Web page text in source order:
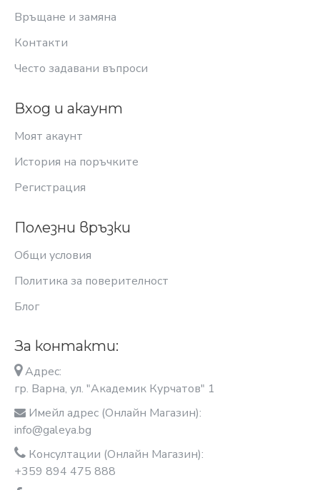
Връщане и замяна
Контакти
Често задавани въпроси
Вход и акаунт
Моят акаунт
История на поръчките
Регистрация
Полезни връзки
Общи условия
Политика за поверителност
Блог
За контакти:
Адрес:
гр. Варна, ул. "Академик Курчатов" 1
Имейл адрес (Онлайн Магазин):
info@galeya.bg
Консултации (Онлайн Магазин):
+359 894 475 888